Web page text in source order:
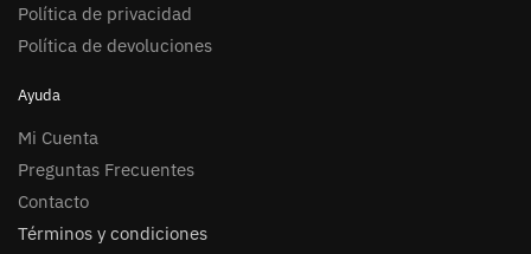
Política de privacidad
Política de devoluciones
Ayuda
Mi Cuenta
Preguntas Frecuentes
Contacto
Términos y condiciones